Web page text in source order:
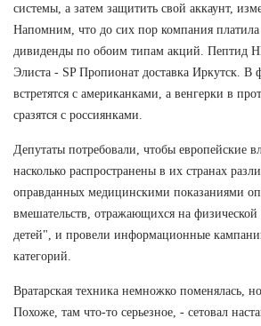
системы, а затем защитить свой аккаунт,
Напомним, что до сих пор компания
дивиденды по обоим типам акций. Пептид
Элиста - SP Пропионат доставка Иркутск. В
встретятся с американками, а венгерки в
сразятся с россиянками.
Депутаты потребовали, чтобы европейские
насколько распространены в их странах
оправданных медицинскими показаниями
вмешательств, отражающихся на физической
детей", и провели информационные
категорий.
Вратарская техника немножко поменялась,
Похоже, там что-то серьезное, - сетовал